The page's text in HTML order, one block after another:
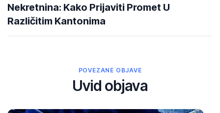
Nekretnina: Kako Prijaviti Promet U
Različitim Kantonima
POVEZANE OBJAVE
Uvid objava